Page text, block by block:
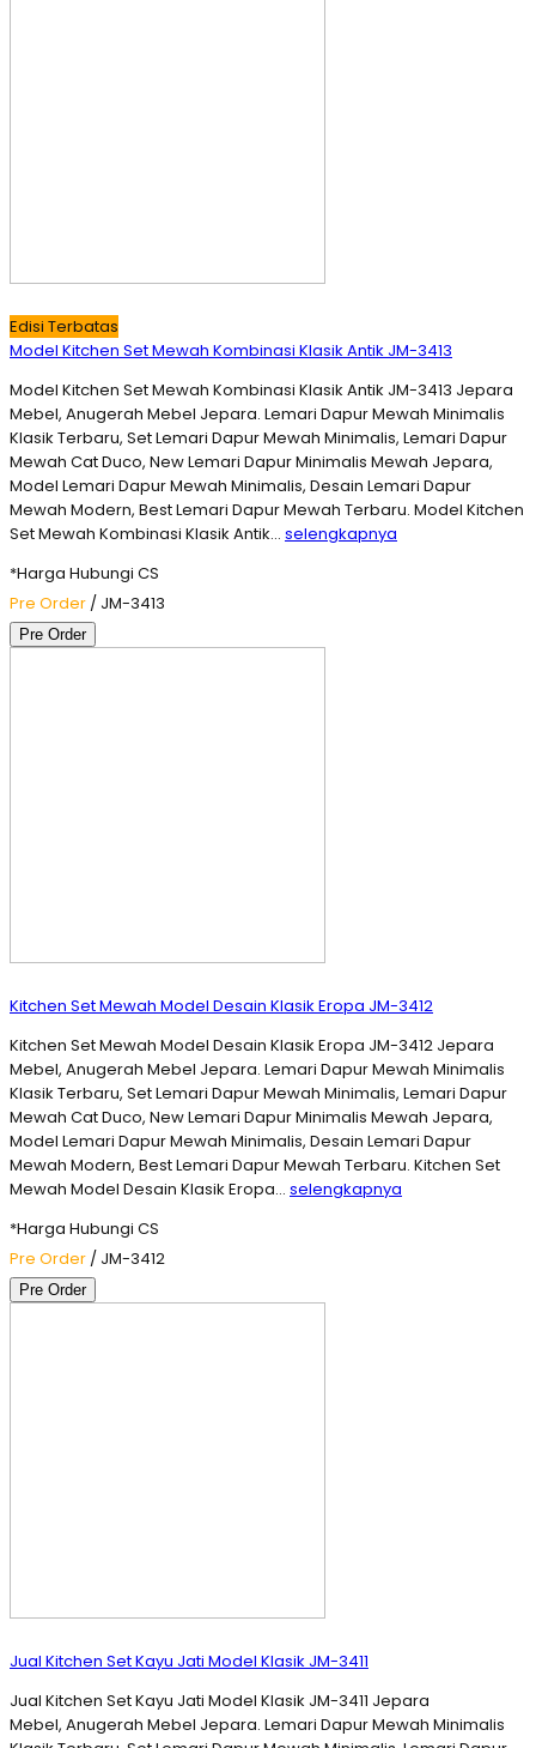
Edisi Terbatas
Model Kitchen Set Mewah Kombinasi Klasik Antik JM-3413
Model Kitchen Set Mewah Kombinasi Klasik Antik JM-3413 Jepara
Mebel, Anugerah Mebel Jepara. Lemari Dapur Mewah Minimalis
Klasik Terbaru, Set Lemari Dapur Mewah Minimalis, Lemari Dapur
Mewah Cat Duco, New Lemari Dapur Minimalis Mewah Jepara,
Model Lemari Dapur Mewah Minimalis, Desain Lemari Dapur
Mewah Modern, Best Lemari Dapur Mewah Terbaru. Model Kitchen
Set Mewah Kombinasi Klasik Antik… selengkapnya
*Harga Hubungi CS
Pre Order / JM-3413
Pre Order
Kitchen Set Mewah Model Desain Klasik Eropa JM-3412
Kitchen Set Mewah Model Desain Klasik Eropa JM-3412 Jepara
Mebel, Anugerah Mebel Jepara. Lemari Dapur Mewah Minimalis
Klasik Terbaru, Set Lemari Dapur Mewah Minimalis, Lemari Dapur
Mewah Cat Duco, New Lemari Dapur Minimalis Mewah Jepara,
Model Lemari Dapur Mewah Minimalis, Desain Lemari Dapur
Mewah Modern, Best Lemari Dapur Mewah Terbaru. Kitchen Set
Mewah Model Desain Klasik Eropa… selengkapnya
*Harga Hubungi CS
Pre Order / JM-3412
Pre Order
Jual Kitchen Set Kayu Jati Model Klasik JM-3411
Jual Kitchen Set Kayu Jati Model Klasik JM-3411 Jepara
Mebel, Anugerah Mebel Jepara. Lemari Dapur Mewah Minimalis